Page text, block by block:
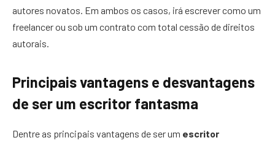
autores novatos. Em ambos os casos, irá escrever como um
freelancer ou sob um contrato com total cessão de direitos
autorais.
Principais vantagens e desvantagens
de ser um escritor fantasma
Dentre as principais vantagens de ser um escritor